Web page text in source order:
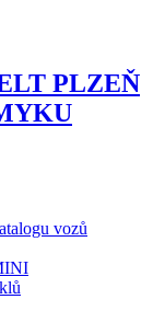
PLZEŇ